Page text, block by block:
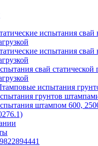
испытания
испытания
свай статической
испытания
грунтов
штампом 600,